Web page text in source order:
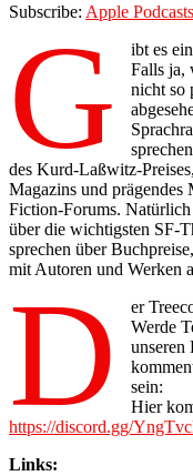
Subscribe: Apple Podcasts
G
ibt es
Falls ja,
nicht so
des Kurd-Laßwitz-
Magazins und prägendes
Fiction-Forums.
über die wichtigsten SF-
sprechen über
mit Autoren und Werken
D
er
Werde
unseren
sein:
Hier
https://discord.gg/
Links: